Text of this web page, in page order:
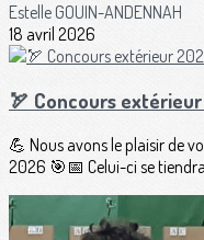
Estelle GOUIN-ANDENNAH
18 avril 2026
🏹 Concours
💪 Nous avons le plaisir de
2026 🎯📅 Celui-ci se tiendra...